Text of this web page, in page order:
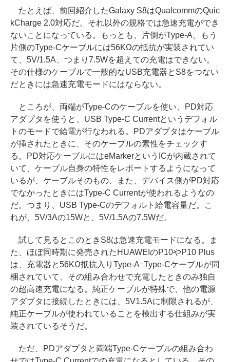
たとえば、前回紹介したGalaxy S8はQualcommのQuic
kCharge 2.0対応だ。それ以外の規格では急速充電ができ
ないことになっている。もっとも、片側がType-A、もう
片側のType-Cケーブルには56KΩの抵抗が実装されてい
て、5V/1.5A、つまり7.5Wを超えての充電はできない。
その仕様のケーブルで一般的なUSB充電器とS8をつない
だときには急速充電モードにはならない。
ところが、両端がType-Cのケーブルを使い、PD対応
アダプタを使うと、USB Type-C Currentというデフォル
トのモードで給電が行なわれる。PDアダプタはケーブル
が挿されたときに、そのケーブルの素性をチェックす
る。PD対応ケーブルにはeMarkerというICが内蔵されて
いて、ケーブル自身の特性をレポートするようになって
いるが、ケーブルそのもの、また、デバイス側がPD対応
でなかったときにはType-C Currentが使われるようなの
だ。つまり、USB Type-Cのデフォルト給電容量だ。こ
れが、5V/3Aの15Wと、5V/1.5Aの7.5Wだ。
試して見るとこのときS8は急速充電モードになる。ま
た、ほぼ同時期に発売されたHUAWEIのP10やP10 Plus
は、充電器と56KΩ抵抗入りType-AｰType-Cケーブルが同
梱されていて、その組み合わせで充電したときのみ独自
の超高速充電になる。純正ケーブルが特殊で、他の電源
アダプタに接続したときには、5V1.5Aに制限されるが、
純正ケーブルが使われていることを検出する仕組みが実
装されているそうだ。
ただ、PDアダプタと両端Type-Cケーブルの組み合わ